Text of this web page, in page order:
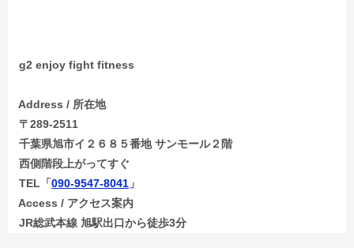
g2 enjoy fight fitness
Address / 所在地
〒289-2511
千葉県旭市イ２６８５番地 サンモール２階
西側階段上がってすぐ
TEL「090-9547-8041 」
Access / アクセス案内
JR総武本線 旭駅出口から徒歩3分